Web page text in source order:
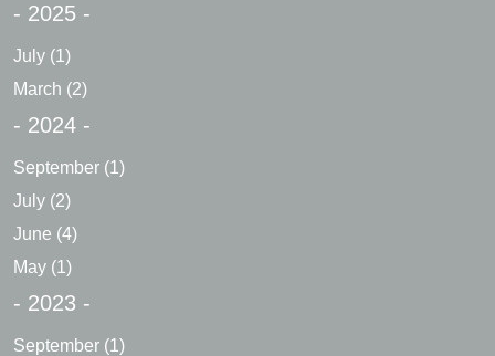
- 2025 -
July (1)
March (2)
- 2024 -
September (1)
July (2)
June (4)
May (1)
- 2023 -
September (1)